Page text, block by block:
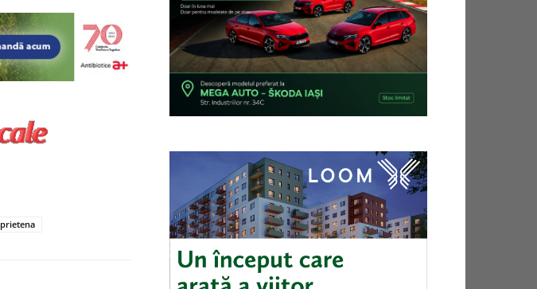
prietena